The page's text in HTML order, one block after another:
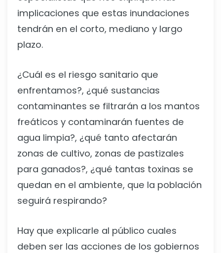
implicaciones que estas inundaciones
tendrán en el corto, mediano y largo
plazo.
¿Cuál es el riesgo sanitario que
enfrentamos?, ¿qué sustancias
contaminantes se filtrarán a los mantos
freáticos y contaminarán fuentes de
agua limpia?, ¿qué tanto afectarán
zonas de cultivo, zonas de pastizales
para ganados?, ¿qué tantas toxinas se
quedan en el ambiente, que la población
seguirá respirando?
Hay que explicarle al público cuales
deben ser las acciones de los gobiernos